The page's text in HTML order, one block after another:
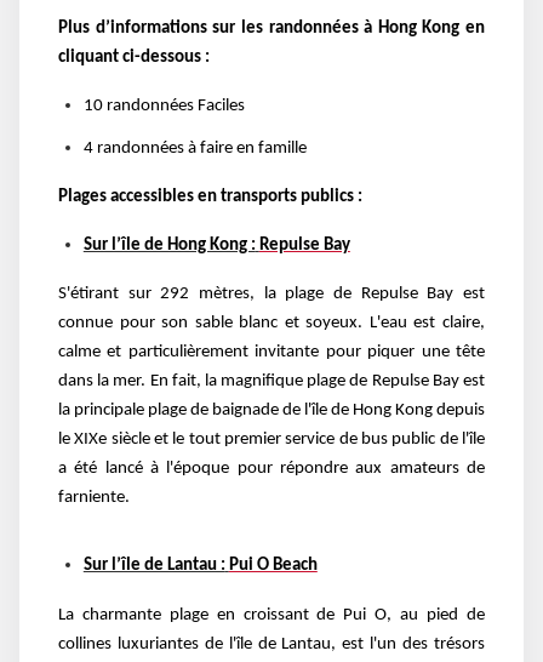
Plus d’informations sur les randonnées à Hong Kong en
cliquant ci-dessous :
10 randonnées Faciles
4 randonnées à faire en famille
Plages accessibles en transports publics :
Sur l’île de Hong Kong : Repulse Bay
S'étirant sur 292 mètres, la plage de Repulse Bay est
connue pour son sable blanc et soyeux. L'eau est claire,
calme et particulièrement invitante pour piquer une tête
dans la mer. En fait, la magnifique plage de Repulse Bay est
la principale plage de baignade de l'île de Hong Kong depuis
le XIXe siècle et le tout premier service de bus public de l'île
a été lancé à l'époque pour répondre aux amateurs de
farniente.
Sur l’île de Lantau : Pui O Beach
La charmante plage en croissant de Pui O, au pied de
collines luxuriantes de l'île de Lantau, est l'un des trésors